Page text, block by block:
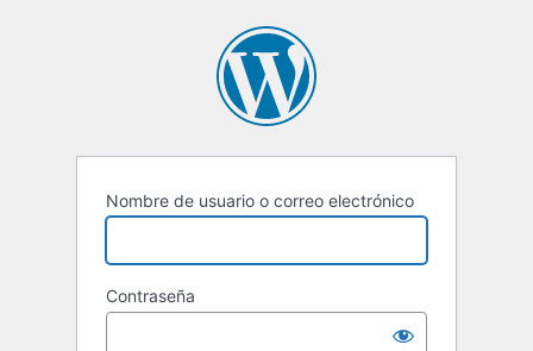
Nombre de usuario o correo electrónico
Contraseña